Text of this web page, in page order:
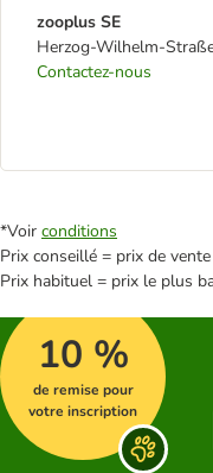
zooplus SE
Herzog-Wilhelm-
Contactez-nous
*Voir conditions
Prix conseillé = prix de
Prix habituel = prix le plus
10 %
de remise pour
votre inscription